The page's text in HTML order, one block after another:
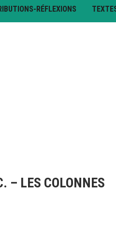
RÉFLEXIONS
– LES COLONNES